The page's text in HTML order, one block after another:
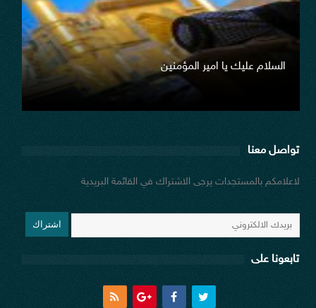
السلام عليك يا امير المؤمنين
تواصل معنا
لاعلامكم بالمستجدات يرجى الاشتراك في القائمة البريدية
اشتراك
تابعونا على